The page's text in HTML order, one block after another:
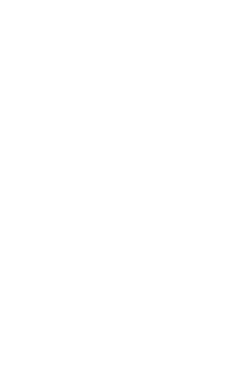
Hannover